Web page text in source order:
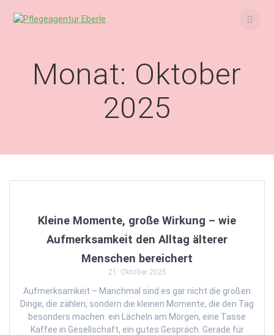
Monat: Oktober
2025
Kleine Momente, große Wirkung – wie
Aufmerksamkeit den Alltag älterer
Menschen bereichert
21. Oktober 2025
Aufmerksamkeit – Manchmal sind es gar nicht die großen
Dinge, die zählen, sondern die kleinen Momente, die den Tag
besonders machen: ein Lächeln am Morgen, eine Tasse
Kaffee in Gesellschaft, ein gutes Gespräch. Gerade für